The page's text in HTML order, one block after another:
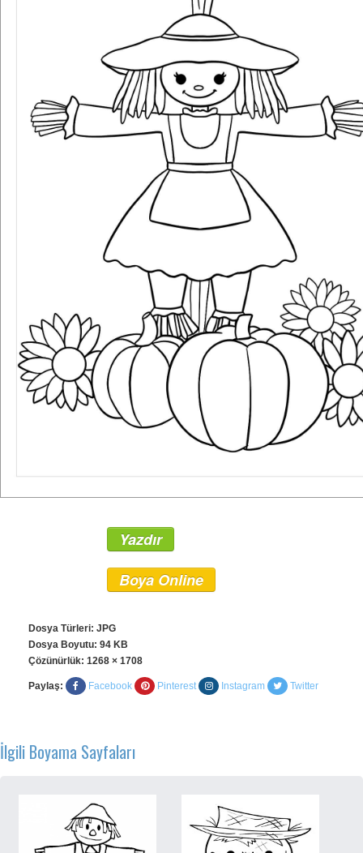
Yazdır
Boya Online
Dosya Türleri: JPG
Dosya Boyutu: 94 KB
Çözünürlük: 1268 × 1708
Paylaş: Facebook Pinterest Instagram Twitter
İlgili Boyama Sayfaları